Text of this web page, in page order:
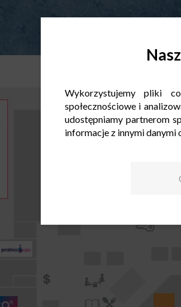
Wykorzystujemy pliki
społecznościowe i
udostępniamy partnerom
informacje z innymi danymi